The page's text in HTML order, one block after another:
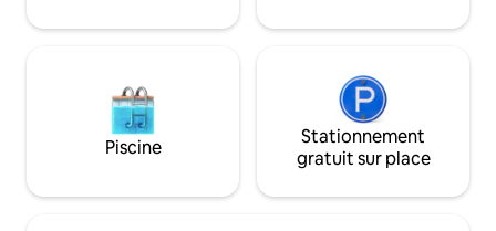
Piscine
Stationnement
gratuit sur place